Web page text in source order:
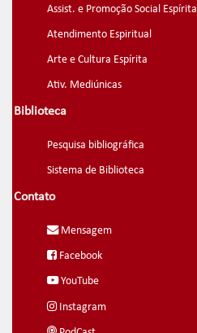
Assist. e Promoção Social Espírita
Atendimento Espiritual
Arte e Cultura Espírita
Ativ. Mediúnicas
Biblioteca
Pesquisa bibliográfica
Sistema de Biblioteca
Contato
Mensagem
Facebook
YouTube
Instagram